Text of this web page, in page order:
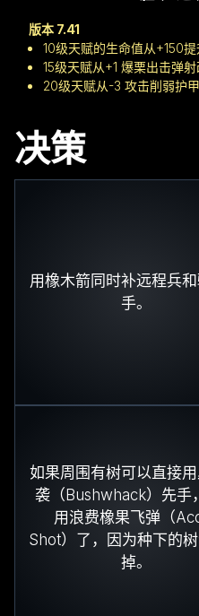
版本 7.41
10级天赋的生命值从+150提
15级天赋从+1 爆栗出击弹
20级天赋从-3 攻击削弱护
决策
用橡木箭同时补远程兵
手。
如果周围有树可以直接
袭（Bushwhack）先手
用浪费橡果飞弹（
Shot）了，因为种下的
掉。